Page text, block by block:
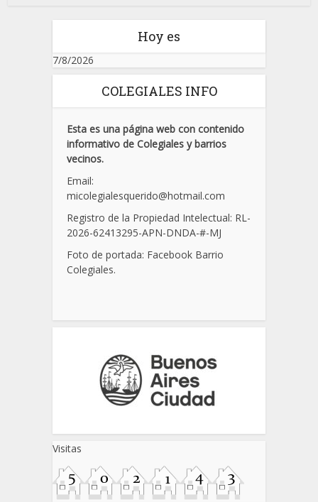
Hoy es
7/8/2026
COLEGIALES INFO
Esta es una página web con contenido
informativo de Colegiales y barrios
vecinos.
Email:
micolegialesquerido@hotmail.com
Registro de la Propiedad Intelectual: RL-
2026-62413295-APN-DNDA-#-MJ
Foto de portada: Facebook Barrio
Colegiales.
Visitas